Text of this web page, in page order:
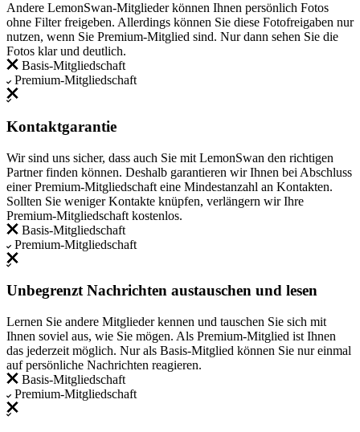
Andere LemonSwan-Mitglieder können Ihnen persönlich Fotos
ohne Filter freigeben. Allerdings können Sie diese Fotofreigaben nur
nutzen, wenn Sie Premium-Mitglied sind. Nur dann sehen Sie die
Fotos klar und deutlich.
Basis-Mitgliedschaft
Premium-Mitgliedschaft
Kontaktgarantie
Wir sind uns sicher, dass auch Sie mit LemonSwan den richtigen
Partner finden können. Deshalb garantieren wir Ihnen bei Abschluss
einer Premium-Mitgliedschaft eine Mindestanzahl an Kontakten.
Sollten Sie weniger Kontakte knüpfen, verlängern wir Ihre
Premium-Mitgliedschaft kostenlos.
Basis-Mitgliedschaft
Premium-Mitgliedschaft
Unbegrenzt Nachrichten austauschen und lesen
Lernen Sie andere Mitglieder kennen und tauschen Sie sich mit
Ihnen soviel aus, wie Sie mögen. Als Premium-Mitglied ist Ihnen
das jederzeit möglich. Nur als Basis-Mitglied können Sie nur einmal
auf persönliche Nachrichten reagieren.
Basis-Mitgliedschaft
Premium-Mitgliedschaft